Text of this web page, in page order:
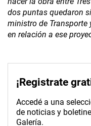
dos puntas quedaron
ministro de Transporte
en relación a ese
¡Registrate
Accedé a una
de noticias y
Galería.